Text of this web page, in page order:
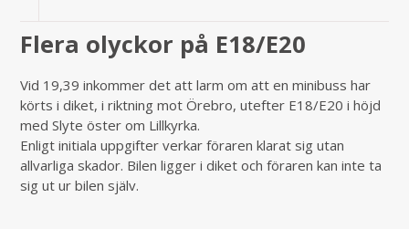
Flera olyckor på E18/E20
Vid 19,39 inkommer det att larm om att en minibuss har
körts i diket, i riktning mot Örebro, utefter E18/E20 i höjd
med Slyte öster om Lillkyrka.
Enligt initiala uppgifter verkar föraren klarat sig utan
allvarliga skador. Bilen ligger i diket och föraren kan inte ta
sig ut ur bilen själv.